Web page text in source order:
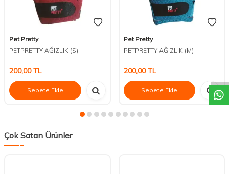
Pet Pretty
PETPRETTY AĞIZLIK (S)
200,00TL
Sepete Ekle
Pet Pretty
PETPRETTY AĞIZLIK (M)
200,00TL
Sepete Ekle
Çok Satan Ürünler